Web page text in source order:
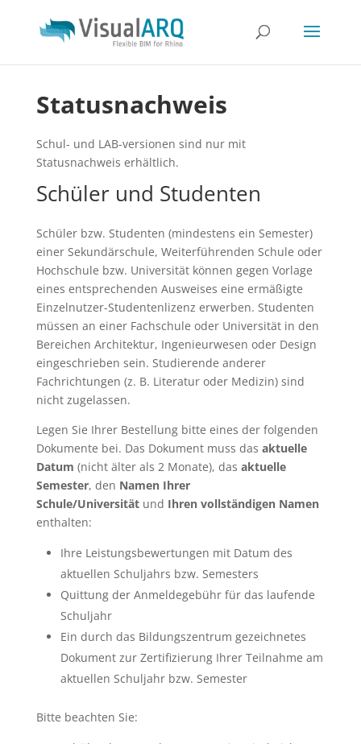
Statusnachweis
Schul- und LAB-versionen sind nur mit
Statusnachweis erhältlich.
Schüler und Studenten
Schüler bzw. Studenten (mindestens ein Semester)
einer Sekundärschule, Weiterführenden Schule oder
Hochschule bzw. Universität können gegen Vorlage
eines entsprechenden Ausweises eine ermäßigte
Einzelnutzer-Studentenlizenz erwerben. Studenten
müssen an einer Fachschule oder Universität in den
Bereichen Architektur, Ingenieurwesen oder Design
eingeschrieben sein. Studierende anderer
Fachrichtungen (z. B. Literatur oder Medizin) sind
nicht zugelassen.
Legen Sie Ihrer Bestellung bitte eines der folgenden
Dokumente bei. Das Dokument muss das aktuelle
Datum (nicht älter als 2 Monate), das aktuelle
Semester, den Namen Ihrer
Schule/Universitätund Ihren vollständigen Namen
enthalten:
Ihre Leistungsbewertungen mit Datum des
aktuellen Schuljahrs bzw. Semesters
Quittung der Anmeldegebühr für das laufende
Schuljahr
Ein durch das Bildungszentrum gezeichnetes
Dokument zur Zertifizierung Ihrer Teilnahme am
aktuellen Schuljahr bzw. Semester
Bitte beachten Sie: